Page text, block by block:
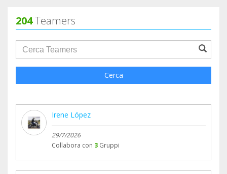
204Teamers
groupProfile.searchForm.search.text???
Cerca
Irene López
29/7/2026
Collabora con 3 Gruppi